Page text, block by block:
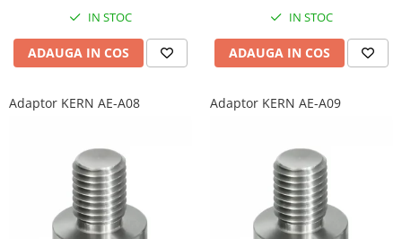
IN STOC
ADAUGA IN COS
IN STOC
ADAUGA IN COS
Adaptor KERN AE-A08 Adaptor KERN AE-A09